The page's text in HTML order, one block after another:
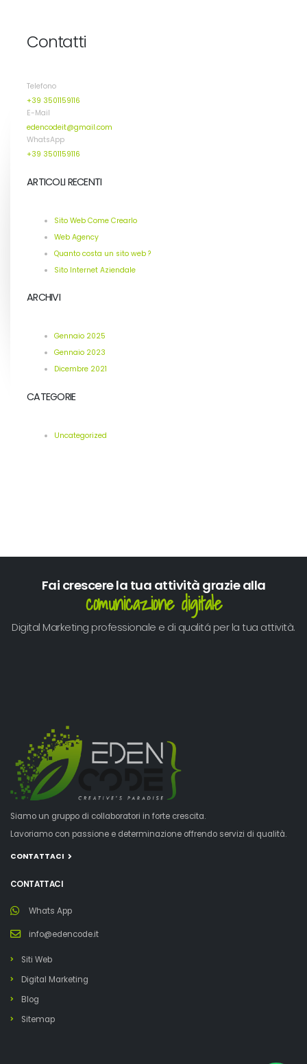
Contatti
Telefono
+39 3501159116
E-Mail
edencodeit@gmail.com
WhatsApp
+39 3501159116
ARTICOLI RECENTI
Sito Web Come Crearlo
Web Agency
Quanto costa un sito web ?
Sito Internet Aziendale
ARCHIVI
Gennaio 2025
Gennaio 2023
Dicembre 2021
CATEGORIE
Uncategorized
Fai crescere la tua attività grazie alla
comunicazione digitale
Digital Marketing professionale e di qualitá per la tua attività.
Siamo un gruppo di collaboratori in forte crescita.
Lavoriamo con passione e determinazione offrendo servizi di qualità.
CONTATTACI
CONTATTACI
Whats App
info@edencode.it
Siti Web
Digital Marketing
Blog
Sitemap